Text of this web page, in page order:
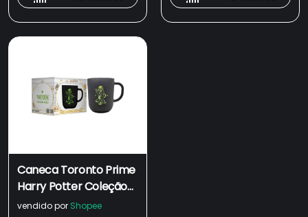
Caneca Toronto Prime
Harry Potter Coleção
Elementos - Avada
vendido por Shopee